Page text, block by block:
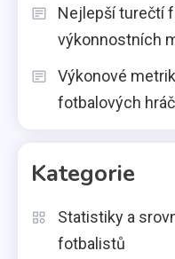
Nejlepší turečtí
výkonnostních
Výkonové
fotbalových
Kategorie
Statistiky a
fotbalistů